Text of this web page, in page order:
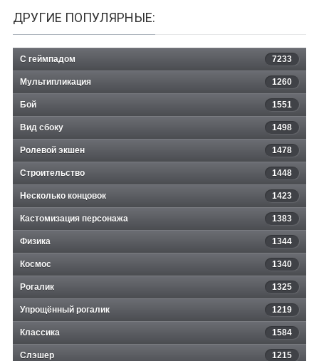
ДРУГИЕ ПОПУЛЯРНЫЕ:
С геймпадом 7233
Мультипликация 1260
Бой 1551
Вид сбоку 1498
Ролевой экшен 1478
Строительство 1448
Несколько концовок 1423
Кастомизация персонажа 1383
Физика 1344
Космос 1340
Рогалик 1325
Упрощённый рогалик 1219
Классика 1584
Слэшер 1215